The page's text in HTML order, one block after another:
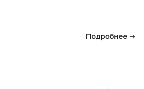
Подробнее →